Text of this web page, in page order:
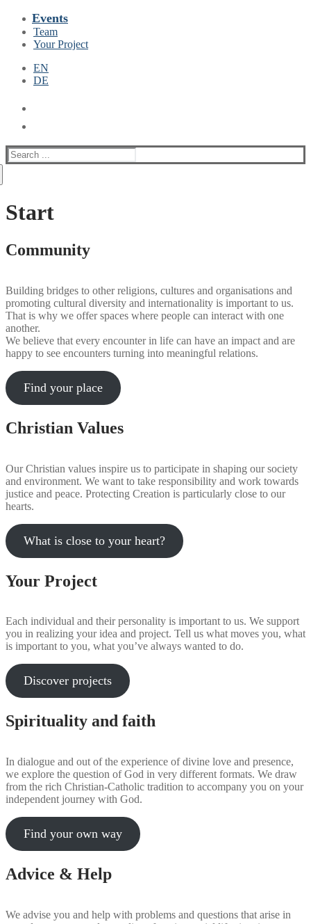
Events
Team
Your Project
EN
DE
Suche
nach:
Start
Community
Building bridges to other religions, cultures and organisations and
promoting cultural diversity and internationality is important to us.
That is why we offer spaces where people can interact with one
another.
We believe that every encounter in life can have an impact and are
happy to see encounters turning into meaningful relations.
Find your place
Christian Values
Our Christian values inspire us to participate in shaping our society
and environment. We want to take responsibility and work towards
justice and peace. Protecting Creation is particularly close to our
hearts.
What is close to your heart?
Your Project
Each individual and their personality is important to us. We support
you in realizing your idea and project. Tell us what moves you, what
is important to you, what you’ve always wanted to do.
Discover projects
Spirituality and faith
In dialogue and out of the experience of divine love and presence,
we explore the question of God in very different formats. We draw
from the rich Christian-Catholic tradition to accompany you on your
independent journey with God.
Find your own way
Advice & Help
We advise you and help with problems and questions that arise in